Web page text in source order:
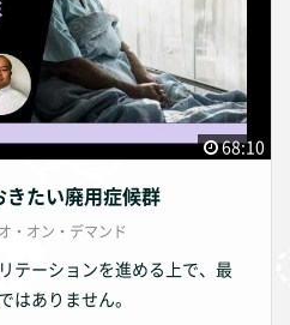
68:10
きたい廃用症候群
・オン・デマンド
テーションを進める上で、最
はありません。